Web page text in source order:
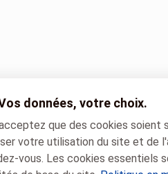
données, votre choix.
que des cookies soient
votre utilisation du site et de
vous. Les cookies essentiels